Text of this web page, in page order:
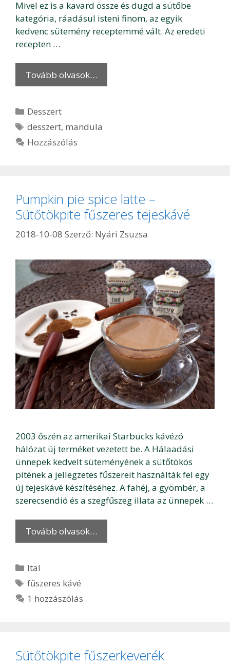
Mivel ez is a kavard össze és dugd a sütőbe
kategória, ráadásul isteni finom, az egyik
kedvenc sütemény receptemmé vált. Az eredeti
recepten …
Tovább olvasok…
Kategória
Desszert
Címkék
desszert, mandula
Hozzászólás
Pumpkin pie spice latte –
Sütőtökpite fűszeres tejeskávé
2018-10-08 Szerző: Nyári Zsuzsa
2003 őszén az amerikai Starbucks kávézó
hálózat új terméket vezetett be. A Hálaadási
ünnepek kedvelt süteményének a sütőtökös
pitének a jellegzetes fűszereit használták fel egy
új tejeskávé készítéséhez. A fahéj, a gyömbér, a
szerecsendió és a szegfűszeg illata az ünnepek …
Tovább olvasok…
Kategória
Ital
Címkék
fűszeres kávé
1 hozzászólás
Sütőtökpite fűszerkeverék